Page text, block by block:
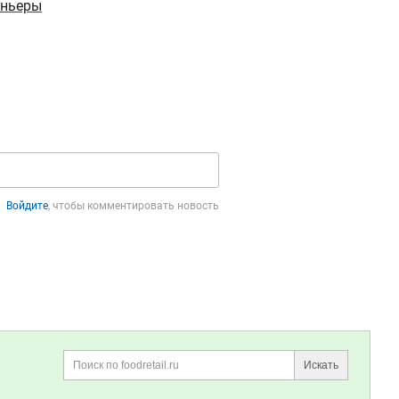
Войдите , чтобы комментировать новость
Искать